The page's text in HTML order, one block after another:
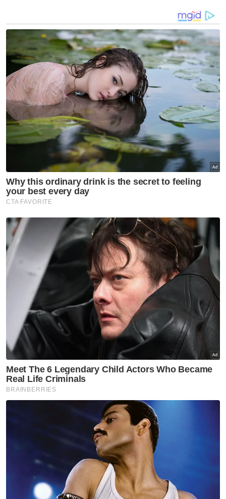
Malah menurutnya, keperluan retrospektif
itu bukan sahaja menambah kos
pentadbiran, tetapi juga tidak memberi
manfaat praktikal kerana kebanyakan
pertikaian pekerjaan bukan berpunca
daripada isu pemeteraian setem, sebaliknya
berkaitan gaji, pemecatan atau faedah.
“BRO juga menekankan bahawa
pengecualian sedia ada bagi kontrak
melibatkan gaji di bawah RM300 sebulan
tidak lagi relevan memandangkan kadar gaji
minimum semasa adalah RM1,700 sebulan
dan dijangka akan terus meningkat.
“Justeru, BRO mencadangkan supaya diberi
pengampunan sekali sahaja bagi semua
dokumen terdahulu yang belum dimatikan
setem, garis panduan pematuhan yang lebih
jelas dan sektor spesifik, serta tempoh
bertenang selama enam hingga 12 bulan
sebelum penguatkuasaan penuh,” ujarnya.
Selain itu, Syed Naqiz turut mencadangkan
supaya LHDN mengadakan dialog dan